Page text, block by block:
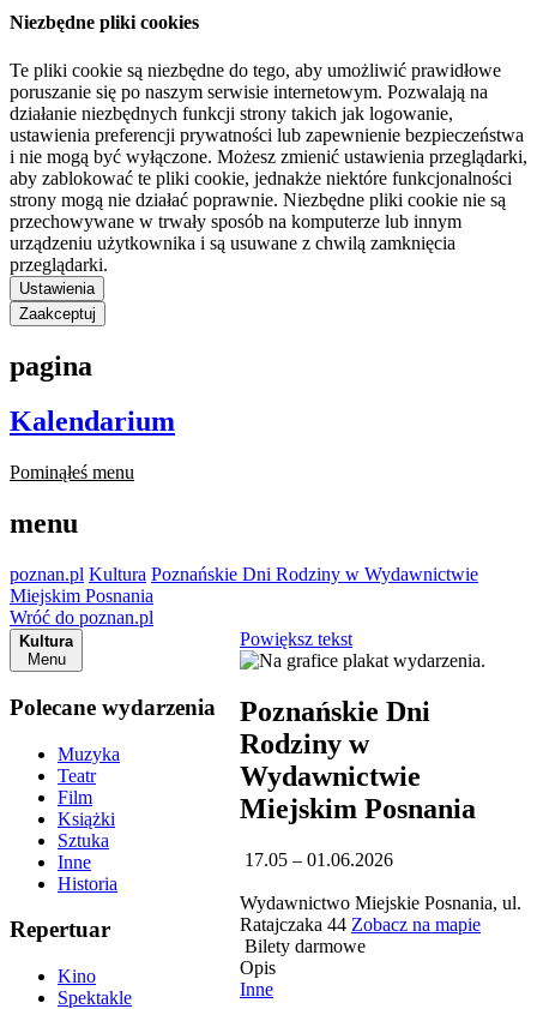
Niezbędne pliki cookies
Te pliki cookie są niezbędne do tego, aby umożliwić prawidłowe
poruszanie się po naszym serwisie internetowym. Pozwalają na
działanie niezbędnych funkcji strony takich jak logowanie,
ustawienia preferencji prywatności lub zapewnienie bezpieczeństwa
i nie mogą być wyłączone. Możesz zmienić ustawienia przeglądarki,
aby zablokować te pliki cookie, jednakże niektóre funkcjonalności
strony mogą nie działać poprawnie. Niezbędne pliki cookie nie są
przechowywane w trwały sposób na komputerze lub innym
urządzeniu użytkownika i są usuwane z chwilą zamknięcia
przeglądarki.
Ustawienia
Zaakceptuj
pagina
Kalendarium
Pominąłeś menu
menu
poznan.pl Kultura Poznańskie Dni Rodziny w Wydawnictwie
Miejskim Posnania
Wróć do poznan.pl
Kultura
Menu
Polecane wydarzenia
Muzyka
Teatr
Film
Książki
Sztuka
Inne
Historia
Repertuar
Kino
Spektakle
Powiększ tekst
Poznańskie Dni
Rodziny w
Wydawnictwie
Miejskim Posnania
17.05 – 01.06.2026
Wydawnictwo Miejskie Posnania, ul.
Ratajczaka 44 Zobacz na mapie
Bilety darmowe
Opis
Inne